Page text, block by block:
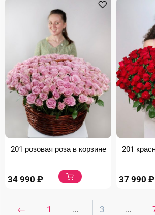
201 розовая роза в корзине
34 990 ₽
201
37 990 ₽
← 1 … 3 …